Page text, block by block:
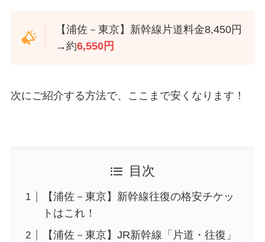
【浦佐－東京】新幹線片道料金8,450円
→約6,550円
次にご紹介する方法で、ここまで安くなります！
目次
【浦佐－東京】新幹線往復の格安チケッ
トはこれ！
【浦佐－東京】JR新幹線「片道・往復」